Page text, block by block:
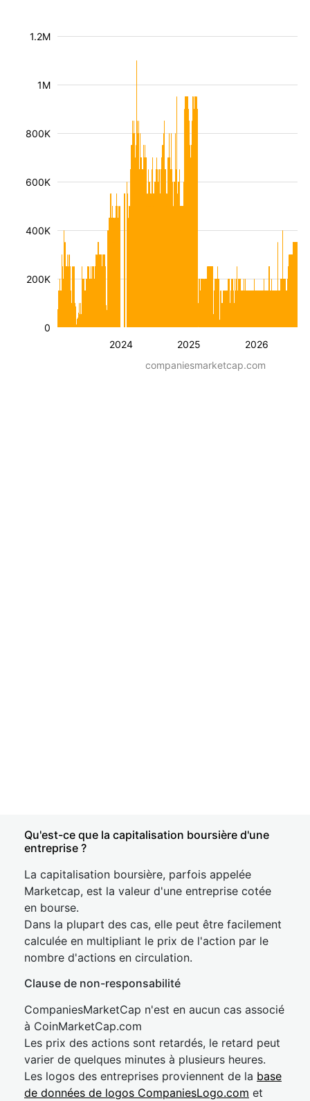
2024 2025 2026
200K
400K
600K
800K
1M
1.2M
0
companiesmarketcap.com
Qu'est-ce que la capitalisation boursière d'une
entreprise ?
La capitalisation boursière, parfois appelée
Marketcap, est la valeur d'une entreprise cotée
en bourse.
Dans la plupart des cas, elle peut être facilement
calculée en multipliant le prix de l'action par le
nombre d'actions en circulation.
Clause de non-responsabilité
CompaniesMarketCap n'est en aucun cas associé
à CoinMarketCap.com
Les prix des actions sont retardés, le retard peut
varier de quelques minutes à plusieurs heures.
Les logos des entreprises proviennent de la base
de données de logos CompaniesLogo.com et